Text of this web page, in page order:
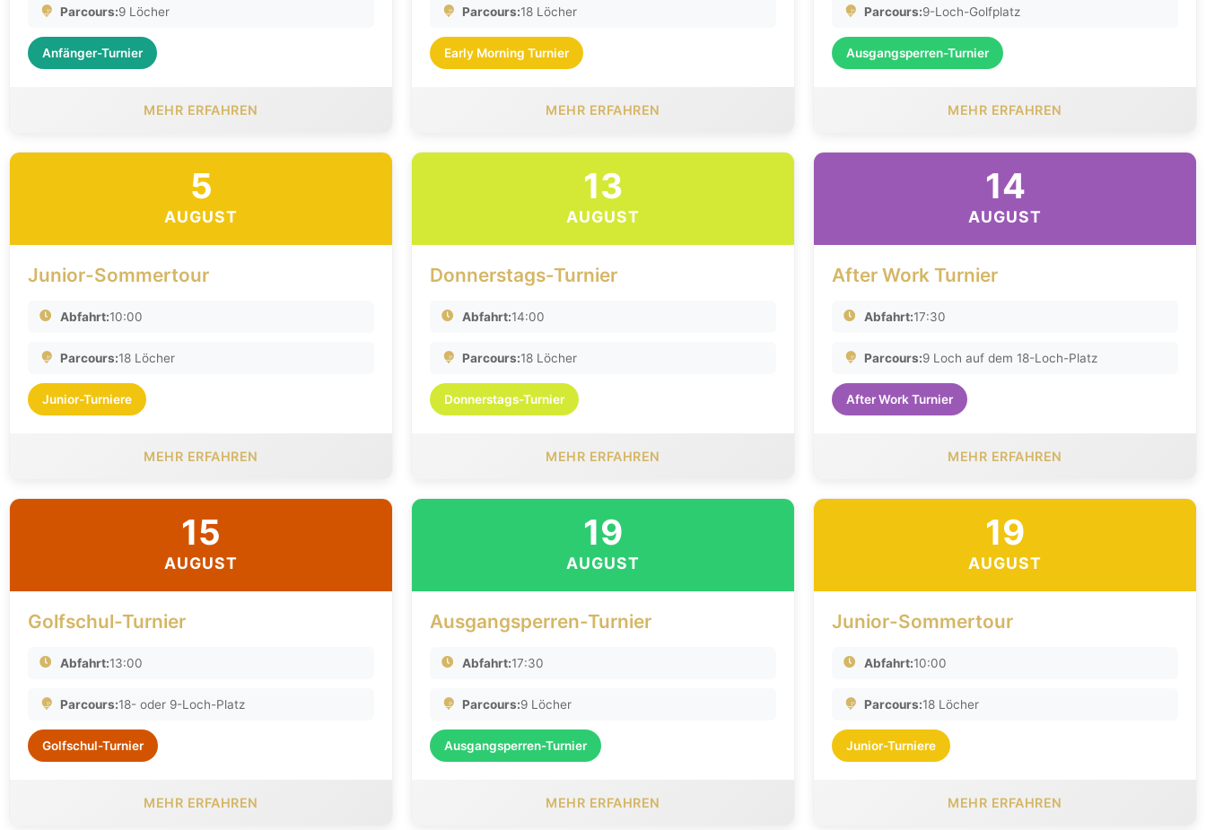
Parcours:9 Löcher
Anfänger-Turnier
MEHR ERFAHREN
Parcours:18 Löcher
Early Morning Turnier
MEHR ERFAHREN
Parcours:9-Loch-Golfplatz
Ausgangsperren-Turnier
MEHR ERFAHREN
5
AUGUST
Junior-Sommertour
Abfahrt:10:00
Parcours:18 Löcher
Junior-Turniere
MEHR ERFAHREN
13
AUGUST
Donnerstags-Turnier
Abfahrt:14:00
Parcours:18 Löcher
Donnerstags-Turnier
MEHR ERFAHREN
14
AUGUST
After Work Turnier
Abfahrt:17:30
Parcours:9 Loch auf dem 18-Loch-Platz
After Work Turnier
MEHR ERFAHREN
15
AUGUST
Golfschul-Turnier
Abfahrt:13:00
Parcours:18- oder 9-Loch-Platz
Golfschul-Turnier
MEHR ERFAHREN
19
AUGUST
Ausgangsperren-Turnier
Abfahrt:17:30
Parcours:9 Löcher
Ausgangsperren-Turnier
MEHR ERFAHREN
19
AUGUST
Junior-Sommertour
Abfahrt:10:00
Parcours:18 Löcher
Junior-Turniere
MEHR ERFAHREN